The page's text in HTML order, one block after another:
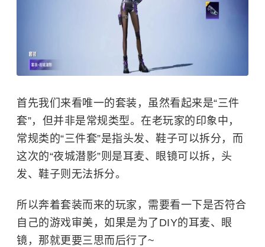
首先我们来看唯一的套装，虽然看起来是“三件
套”，但并非是常规类型。在老玩家的印象中，
常规类的“三件套”是指头发、鞋子可以拆分，而
这次的“夜城潜影”则是耳麦、眼镜可以拆，头
发、鞋子则无法拆分。
所以奔着套装而来的玩家，需要看一下是否符合
自己的游戏审美，如果是为了DIY的耳麦、眼
镜，那就更要三思而后行了~